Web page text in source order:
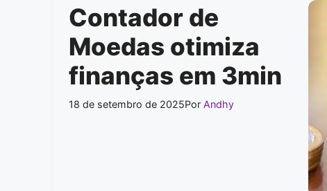
Contador de
Moedas otimiza
finanças em 3min
18 de setembro de 2025Por Andhy